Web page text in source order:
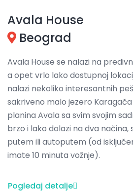
Avala House
Beograd
Avala House se nalazi na
a opet vrlo lako dostupnoj
nalazi nekoliko interesantnih
sakriveno malo jezero
planina Avala sa svim svojim
brzo i lako dolazi na dva načina,
putem ili autoputem (od
imate 10 minuta vožnje).
Pogledaj detalje